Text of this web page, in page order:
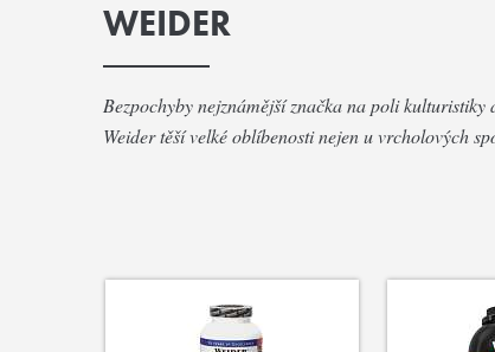
WEIDER
Bezpochyby nejznámější značka na poli
Weider těší velké oblíbenosti nejen u vrcholových